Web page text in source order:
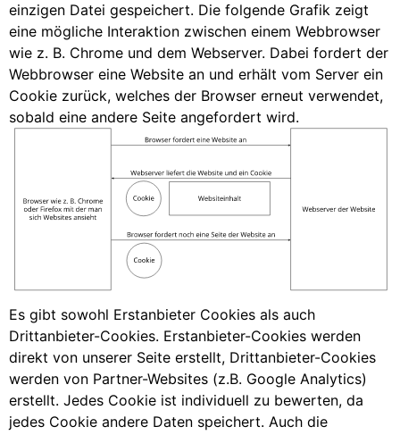
einzigen Datei gespeichert. Die folgende Grafik zeigt
eine mögliche Interaktion zwischen einem Webbrowser
wie z. B. Chrome und dem Webserver. Dabei fordert der
Webbrowser eine Website an und erhält vom Server ein
Cookie zurück, welches der Browser erneut verwendet,
sobald eine andere Seite angefordert wird.
Es gibt sowohl Erstanbieter Cookies als auch
Drittanbieter-Cookies. Erstanbieter-Cookies werden
direkt von unserer Seite erstellt, Drittanbieter-Cookies
werden von Partner-Websites (z.B. Google Analytics)
erstellt. Jedes Cookie ist individuell zu bewerten, da
jedes Cookie andere Daten speichert. Auch die